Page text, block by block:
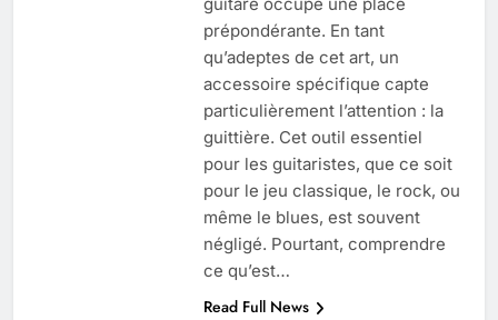
4 Mois Ago
Découvrez notre test d’orientation
gratuit spécialement conçu pour
collégiens et lycéens
4 Mois Ago
Liste complète des marques
rezoactif.com à connaître en 2025
4 Mois Ago
guitare occupe une place
prépondérante. En tant
qu’adeptes de cet art, un
accessoire spécifique capte
particulièrement l’attention : la
guittière. Cet outil essentiel
pour les guitaristes, que ce soit
pour le jeu classique, le rock, ou
même le blues, est souvent
négligé. Pourtant, comprendre
ce qu’est…
Read Full News